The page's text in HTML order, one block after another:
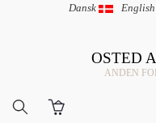
Dansk | English
OSTED
ANDEN